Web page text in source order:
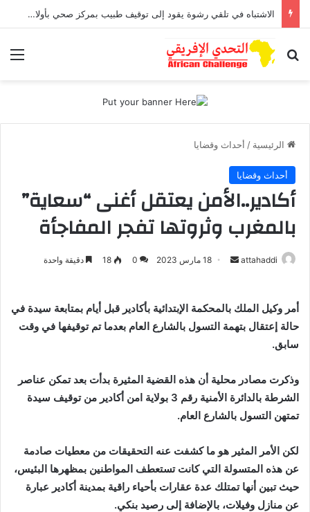
الاشتباه في تلقي رشوة يقود إلى توقيف طبيب بمركز صحي بأولاد افرج
بحث عن
الرئيسية / أحداث وقضايا
أحداث وقضايا
أكادير..الأمن يعتقل أغنى “سعاية”
بالمغرب وثروتها تفجر المفاجأة
attahaddi
أرسل 18 مارس 2023 0
18 دقيقة واحدة
أمر وكيل الملك بالمحكمة الإبتدائية بأكادير قبل أيام بمتابعة سيدة في
حالة إعتقال بتهمة التسول بالشارع العام بعدما تم توقيفها في وقت
سابق.
وذكرت مصادر محلية أن هذه القضية المثيرة بدأت بعد تمكن عناصر
الشرطة بالدائرة الأمنية رقم 3 بولاية امن أكادير من توقيف سيدة
تمتهن التسول بالشارع العام.
لكن الأمر المثير هو ما كشفت عنه التحقيقات من معطيات صادمة
عن هذه المتسولة التي كانت تستعطف المواطنين بمظهرها البئيس،
حيث تبين أنها تمتلك عدة عقارات بأحياء راقية بمدينة أكادير عبارة
عن منازل وفيلات، بالإضافة إلى رصيد بنكي.